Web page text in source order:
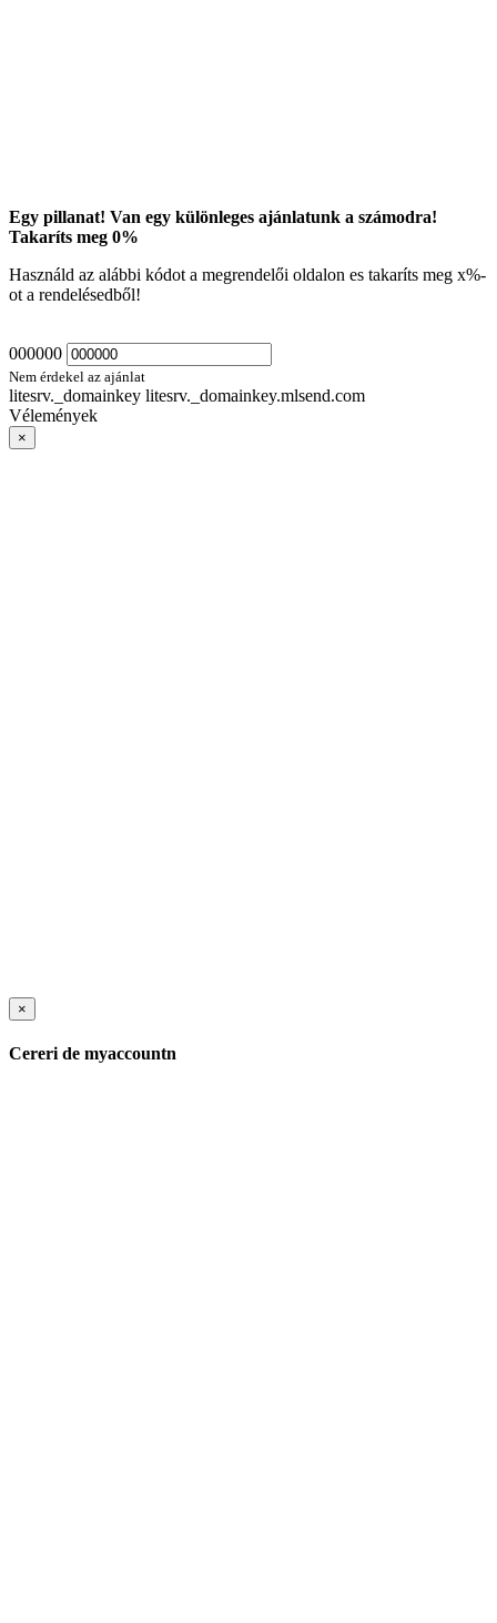
Egy pillanat! Van egy különleges ajánlatunk a számodra!
Takaríts meg 0%
Használd az alábbi kódot a megrendelői oldalon es takaríts meg x%-
ot a rendelésedből!
000000
Nem érdekel az ajánlat
litesrv._domainkey litesrv._domainkey.mlsend.com
Vélemények
×
×
Cereri de myaccountn